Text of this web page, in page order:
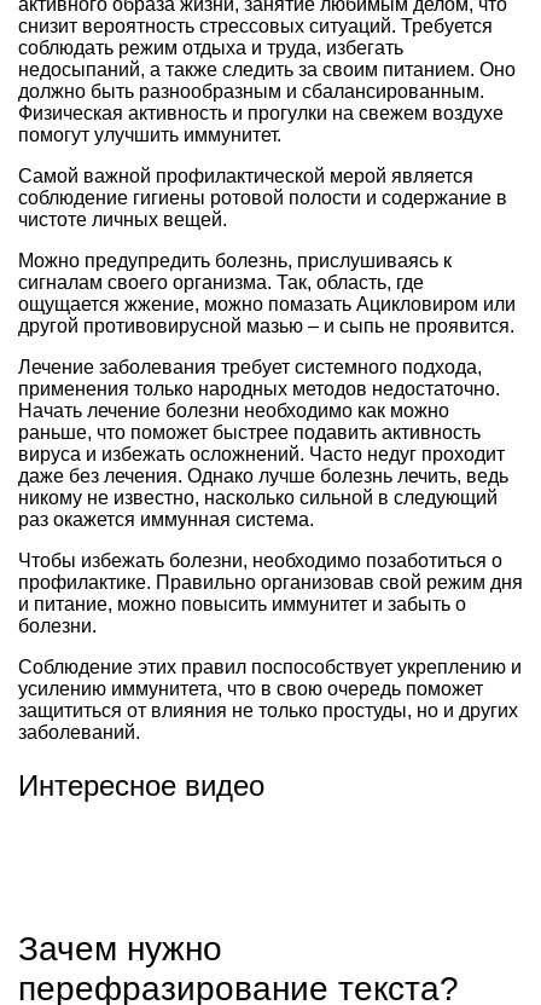
активного образа жизни, занятие любимым делом, что
снизит вероятность стрессовых ситуаций. Требуется
соблюдать режим отдыха и труда, избегать
недосыпаний, а также следить за своим питанием. Оно
должно быть разнообразным и сбалансированным.
Физическая активность и прогулки на свежем воздухе
помогут улучшить иммунитет.
Самой важной профилактической мерой является
соблюдение гигиены ротовой полости и содержание в
чистоте личных вещей.
Можно предупредить болезнь, прислушиваясь к
сигналам своего организма. Так, область, где
ощущается жжение, можно помазать Ацикловиром или
другой противовирусной мазью – и сыпь не проявится.
Лечение заболевания требует системного подхода,
применения только народных методов недостаточно.
Начать лечение болезни необходимо как можно
раньше, что поможет быстрее подавить активность
вируса и избежать осложнений. Часто недуг проходит
даже без лечения. Однако лучше болезнь лечить, ведь
никому не известно, насколько сильной в следующий
раз окажется иммунная система.
Чтобы избежать болезни, необходимо позаботиться о
профилактике. Правильно организовав свой режим дня
и питание, можно повысить иммунитет и забыть о
болезни.
Соблюдение этих правил поспособствует укреплению и
усилению иммунитета, что в свою очередь поможет
защититься от влияния не только простуды, но и других
заболеваний.
Интересное видео
Зачем нужно
перефразирование текста?